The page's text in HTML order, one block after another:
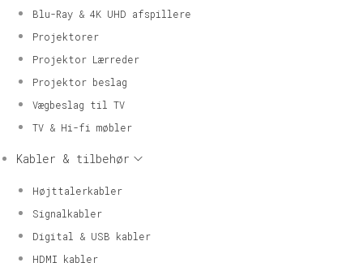
Blu-Ray & 4K UHD afspillere
Projektorer
Projektor Lærreder
Projektor beslag
Vægbeslag til TV
TV & Hi-fi møbler
Kabler & tilbehør
Højttalerkabler
Signalkabler
Digital & USB kabler
HDMI kabler